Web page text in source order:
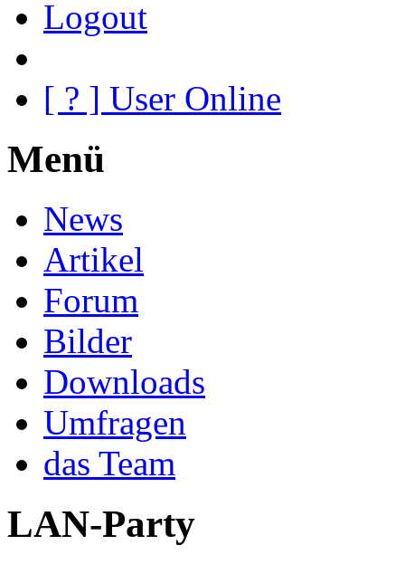
Logout
[ ? ] User Online
Menü
News
Artikel
Forum
Bilder
Downloads
Umfragen
das Team
LAN-Party